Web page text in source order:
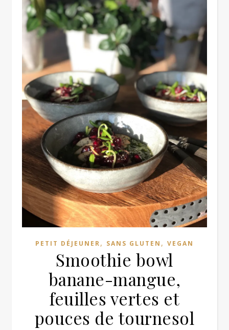
PETIT DÉJEUNER, SANS GLUTEN , VEGAN
Smoothie bowl
banane-mangue,
feuilles vertes et
pouces de tournesol